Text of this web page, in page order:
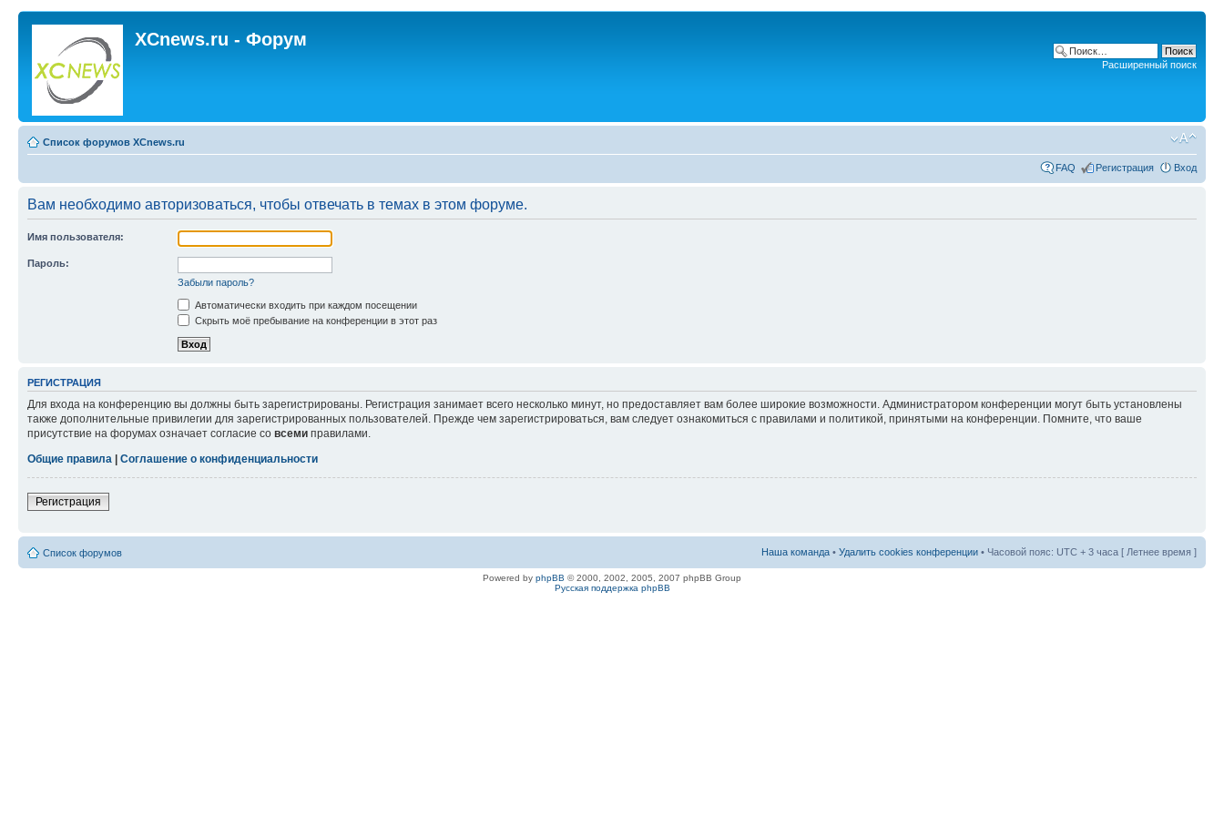
XCnews.ru - Форум
Расширенный поиск
Список форумов XCnews.ru
FAQ Регистрация Вход
Вам необходимо авторизоваться, чтобы отвечать в темах в этом форуме.
Имя пользователя:
Пароль:
Забыли пароль?
Автоматически входить при каждом посещении
Скрыть моё пребывание на конференции в этот раз
РЕГИСТРАЦИЯ
Для входа на конференцию вы должны быть зарегистрированы. Регистрация занимает всего несколько минут, но предоставляет вам более широкие возможности. Администратором конференции могут быть установлены
также дополнительные привилегии для зарегистрированных пользователей. Прежде чем зарегистрироваться, вам следует ознакомиться с правилами и политикой, принятыми на конференции. Помните, что ваше
присутствие на форумах означает согласие со всеми правилами.
Общие правила | Соглашение о конфиденциальности
Регистрация
Список форумов Наша команда • Удалить cookies конференции • Часовой пояс: UTC + 3 часа [ Летнее время ]
Powered by phpBB © 2000, 2002, 2005, 2007 phpBB Group
Русская поддержка phpBB